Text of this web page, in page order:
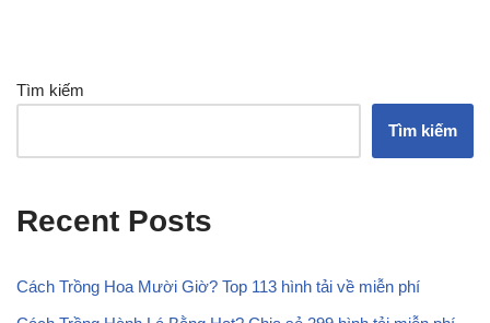
Tìm kiếm
Tìm kiếm
Recent Posts
Cách Trồng Hoa Mười Giờ? Top 113 hình tải về miễn phí